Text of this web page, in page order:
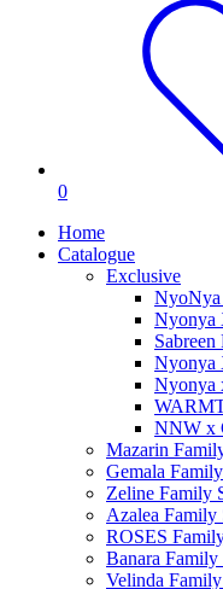
0
Home
Catalogue
Exclusive
NyoNya
Nyonya
Nyonya
Nyonya
NNW x
Mazarin
Gemala
Zeline Family
Azalea Family
ROSES
Banara Family
Velinda